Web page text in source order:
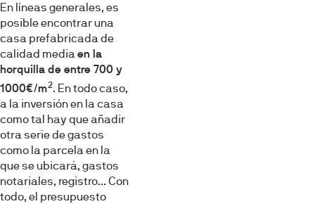
En líneas generales, es
posible encontrar una
casa prefabricada de
calidad mediaen la
horquilla de entre 700 y
1000€/m2. En todo caso,
a la inversión en la casa
como tal hay que añadir
otra serie de gastos
como la parcela en la
que se ubicará, gastos
notariales, registro… Con
todo, el presupuesto